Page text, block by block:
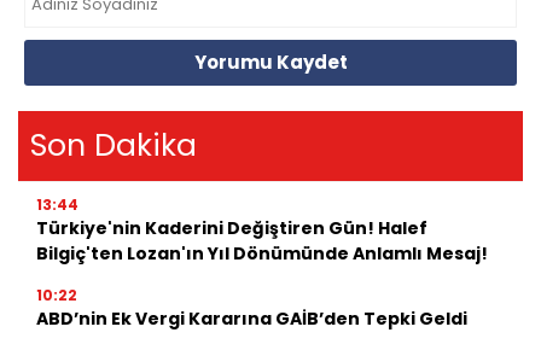
Yorumu Kaydet
Son Dakika
13:44
Türkiye'nin Kaderini Değiştiren Gün! Halef
Bilgiç'ten Lozan'ın Yıl Dönümünde Anlamlı Mesaj!
10:22
ABD’nin Ek Vergi Kararına GAİB’den Tepki Geldi